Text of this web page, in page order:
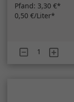
Pfand: 3,30 €*
0,50 €/Liter*
Artikelanzahl